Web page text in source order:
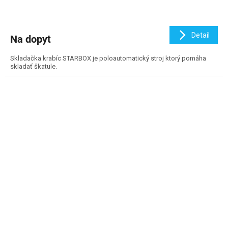
Na dopyt Detail
Skladačka krabíc STARBOX je poloautomatický stroj ktorý pomáha
skladať škatule.